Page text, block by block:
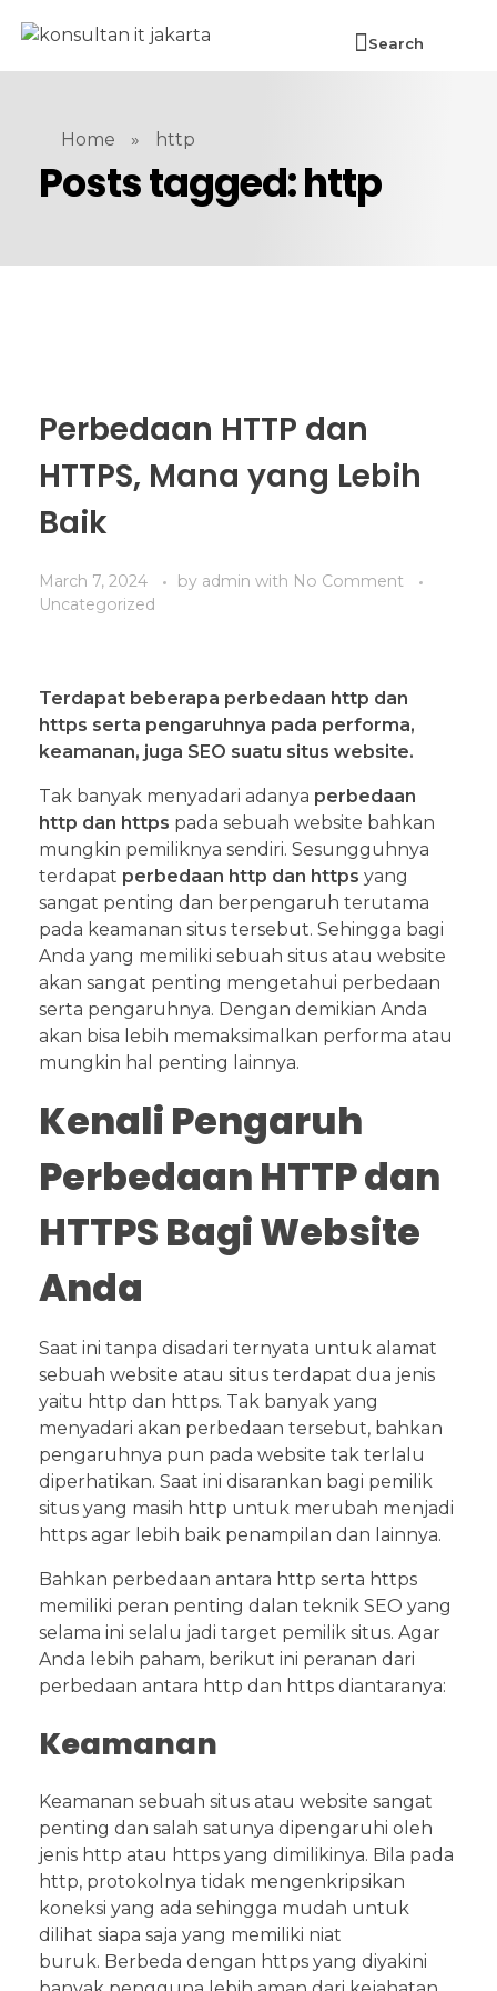
Search
Home » http
Posts tagged: http
Perbedaan HTTP dan
HTTPS, Mana yang Lebih
Baik
March 7, 2024 by admin with No Comment
Uncategorized
Terdapat beberapa perbedaan http dan
https serta pengaruhnya pada performa,
keamanan, juga SEO suatu situs website.
Tak banyak menyadari adanya perbedaan
http dan https pada sebuah website bahkan
mungkin pemiliknya sendiri. Sesungguhnya
terdapat perbedaan http dan https yang
sangat penting dan berpengaruh terutama
pada keamanan situs tersebut. Sehingga bagi
Anda yang memiliki sebuah situs atau website
akan sangat penting mengetahui perbedaan
serta pengaruhnya. Dengan demikian Anda
akan bisa lebih memaksimalkan performa atau
mungkin hal penting lainnya.
Kenali Pengaruh
Perbedaan HTTP dan
HTTPS Bagi Website
Anda
Saat ini tanpa disadari ternyata untuk alamat
sebuah website atau situs terdapat dua jenis
yaitu http dan https. Tak banyak yang
menyadari akan perbedaan tersebut, bahkan
pengaruhnya pun pada website tak terlalu
diperhatikan. Saat ini disarankan bagi pemilik
situs yang masih http untuk merubah menjadi
https agar lebih baik penampilan dan lainnya.
Bahkan perbedaan antara http serta https
memiliki peran penting dalan teknik SEO yang
selama ini selalu jadi target pemilik situs. Agar
Anda lebih paham, berikut ini peranan dari
perbedaan antara http dan https diantaranya:
Keamanan
Keamanan sebuah situs atau website sangat
penting dan salah satunya dipengaruhi oleh
jenis http atau https yang dimilikinya. Bila pada
http, protokolnya tidak mengenkripsikan
koneksi yang ada sehingga mudah untuk
dilihat siapa saja yang memiliki niat
buruk. Berbeda dengan https yang diyakini